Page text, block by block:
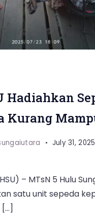
Hadiahkan
Kurang
July 31, 2025
– MTsN 5 Hulu
satu unit sepeda